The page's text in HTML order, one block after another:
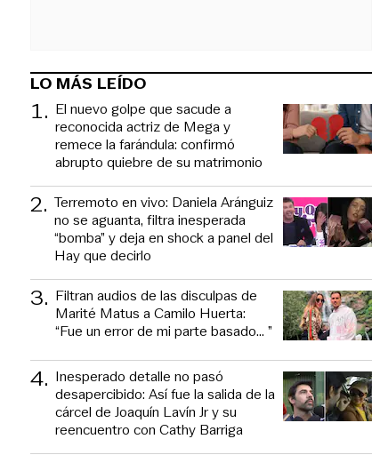
LO MÁS LEÍDO
1. El nuevo golpe que sacude a
reconocida actriz de Mega y
remece la farándula: confirmó
abrupto quiebre de su matrimonio
2. Terremoto en vivo: Daniela Aránguiz
no se aguanta, filtra inesperada
“bomba” y deja en shock a panel del
Hay que decirlo
3. Filtran audios de las disculpas de
Marité Matus a Camilo Huerta:
“Fue un error de mi parte basado... ”
4. Inesperado detalle no pasó
desapercibido: Así fue la salida de la
cárcel de Joaquín Lavín Jr y su
reencuentro con Cathy Barriga